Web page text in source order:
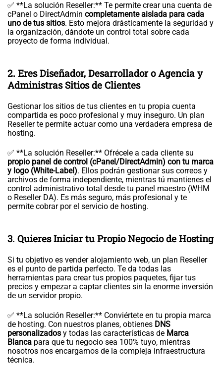
✅ **La solución Reseller:** Te permite crear una cuenta de
cPanel o DirectAdmin completamente aislada para cada
uno de tus sitios. Esto mejora drásticamente la seguridad y
la organización, dándote un control total sobre cada
proyecto de forma individual.
2. Eres Diseñador, Desarrollador o Agencia y
Administras Sitios de Clientes
Gestionar los sitios de tus clientes en tu propia cuenta
compartida es poco profesional y muy inseguro. Un plan
Reseller te permite actuar como una verdadera empresa de
hosting.
✅ **La solución Reseller:** Ofrécele a cada cliente su
propio panel de control (cPanel/DirectAdmin) con tu marca
y logo (White-Label). Ellos podrán gestionar sus correos y
archivos de forma independiente, mientras tú mantienes el
control administrativo total desde tu panel maestro (WHM
o Reseller DA). Es más seguro, más profesional y te
permite cobrar por el servicio de hosting.
3. Quieres Iniciar tu Propio Negocio de Hosting
Si tu objetivo es vender alojamiento web, un plan Reseller
es el punto de partida perfecto. Te da todas las
herramientas para crear tus propios paquetes, fijar tus
precios y empezar a captar clientes sin la enorme inversión
de un servidor propio.
✅ **La solución Reseller:** Conviértete en tu propia marca
de hosting. Con nuestros planes, obtienes DNS
personalizados y todas las características de Marca
Blanca para que tu negocio sea 100% tuyo, mientras
nosotros nos encargamos de la compleja infraestructura
técnica.